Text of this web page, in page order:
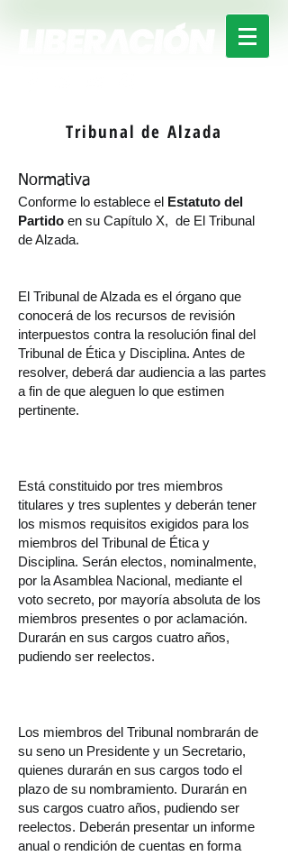
Tribunal de Alzada
Normativa
Conforme lo establece el Estatuto del
Partido en su Capítulo X, de El Tribunal
de Alzada.
El Tribunal de Alzada es el órgano que
conocerá de los recursos de revisión
interpuestos contra la resolución final del
Tribunal de Ética y Disciplina. Antes de
resolver, deberá dar audiencia a las partes
a fin de que aleguen lo que estimen
pertinente.
Está constituido por tres miembros
titulares y tres suplentes y deberán tener
los mismos requisitos exigidos para los
miembros del Tribunal de Ética y
Disciplina. Serán electos, nominalmente,
por la Asamblea Nacional, mediante el
voto secreto, por mayoría absoluta de los
miembros presentes o por aclamación.
Durarán en sus cargos cuatro años,
pudiendo ser reelectos.
Los miembros del Tribunal nombrarán de
su seno un Presidente y un Secretario,
quienes durarán en sus cargos todo el
plazo de su nombramiento. Durarán en
sus cargos cuatro años, pudiendo ser
reelectos. Deberán presentar un informe
anual o rendición de cuentas en forma